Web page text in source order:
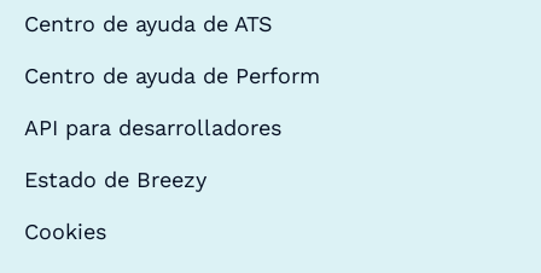
Centro de ayuda de ATS
Centro de ayuda de Perform
API para desarrolladores
Estado de Breezy
Cookies